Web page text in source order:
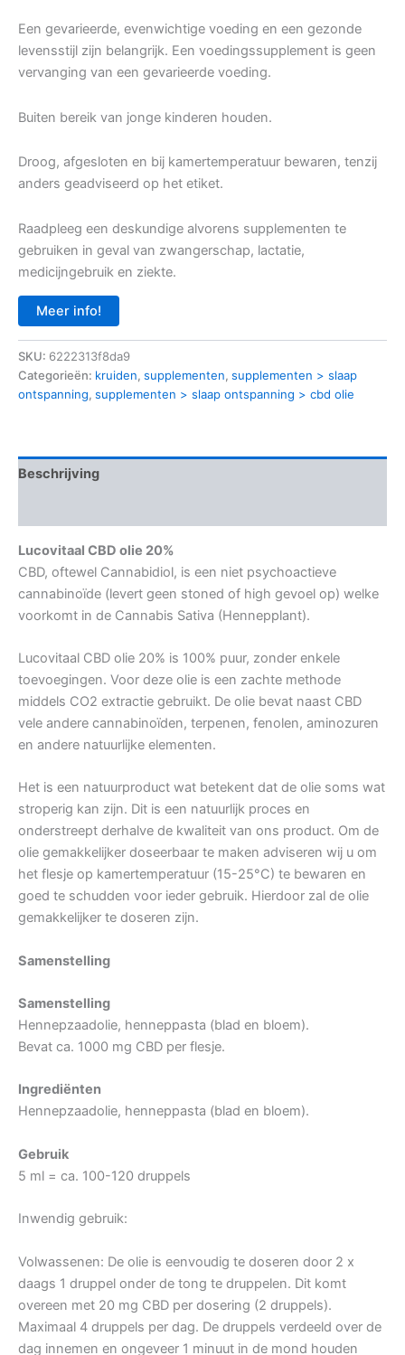
Een gevarieerde, evenwichtige voeding en een gezonde
levensstijl zijn belangrijk. Een voedingssupplement is geen
vervanging van een gevarieerde voeding.
Buiten bereik van jonge kinderen houden.
Droog, afgesloten en bij kamertemperatuur bewaren, tenzij
anders geadviseerd op het etiket.
Raadpleeg een deskundige alvorens supplementen te
gebruiken in geval van zwangerschap, lactatie,
medicijngebruik en ziekte.
Meer info!
SKU: 6222313f8da9
Categorieën: kruiden, supplementen, supplementen > slaap
ontspanning, supplementen > slaap ontspanning > cbd olie
Beschrijving
Lucovitaal CBD olie 20%
CBD, oftewel Cannabidiol, is een niet psychoactieve
cannabinoïde (levert geen stoned of high gevoel op) welke
voorkomt in de Cannabis Sativa (Hennepplant).
Lucovitaal CBD olie 20% is 100% puur, zonder enkele
toevoegingen. Voor deze olie is een zachte methode
middels CO2 extractie gebruikt. De olie bevat naast CBD
vele andere cannabinoïden, terpenen, fenolen, aminozuren
en andere natuurlijke elementen.
Het is een natuurproduct wat betekent dat de olie soms wat
stroperig kan zijn. Dit is een natuurlijk proces en
onderstreept derhalve de kwaliteit van ons product. Om de
olie gemakkelijker doseerbaar te maken adviseren wij u om
het flesje op kamertemperatuur (15-25°C) te bewaren en
goed te schudden voor ieder gebruik. Hierdoor zal de olie
gemakkelijker te doseren zijn.
Samenstelling
Samenstelling
Hennepzaadolie, henneppasta (blad en bloem).
Bevat ca. 1000 mg CBD per flesje.
Ingrediënten
Hennepzaadolie, henneppasta (blad en bloem).
Gebruik
5 ml = ca. 100-120 druppels
Inwendig gebruik:
Volwassenen: De olie is eenvoudig te doseren door 2 x
daags 1 druppel onder de tong te druppelen. Dit komt
overeen met 20 mg CBD per dosering (2 druppels).
Maximaal 4 druppels per dag. De druppels verdeeld over de
dag innemen en ongeveer 1 minuut in de mond houden